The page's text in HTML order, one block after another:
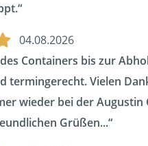
04.08.2026
Containers bis zur
termingerecht. Vielen
wieder bei der Augustin
Grüßen...